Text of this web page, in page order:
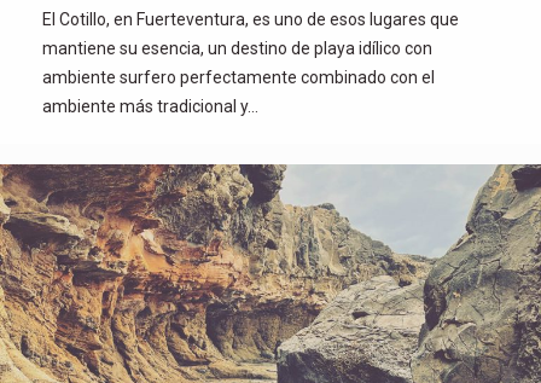
El Cotillo, en Fuerteventura, es uno de esos lugares que
mantiene su esencia, un destino de playa idílico con
ambiente surfero perfectamente combinado con el
ambiente más tradicional y…